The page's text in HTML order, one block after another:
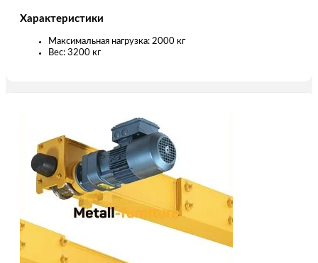
Характеристики
Максимальная нагрузка: 2000 кг
Вес: 3200 кг